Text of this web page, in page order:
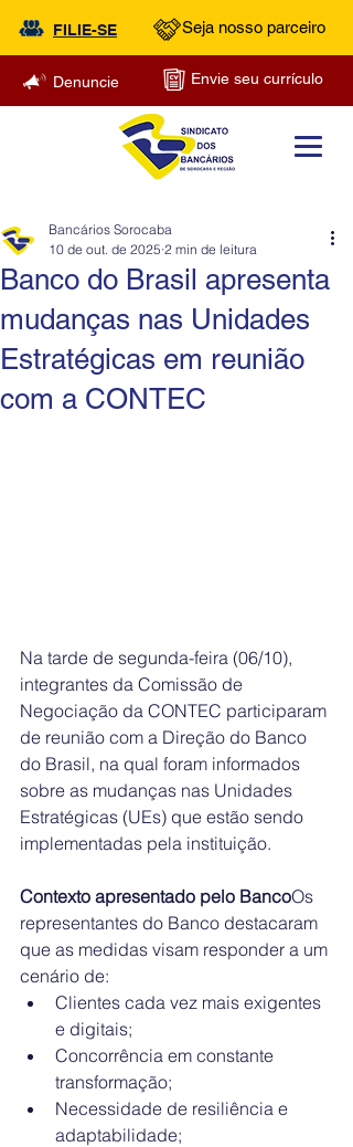
FILIE-SE Seja nosso parceiro
Denuncie Envie seu currículo
Banco do Brasil apresenta
mudanças nas Unidades
Estratégicas em reunião
com a CONTEC
Bancários Sorocaba
10 de out. de 2025 2 min de leitura
Na tarde de segunda-feira (06/10),
integrantes da Comissão de
Negociação da CONTEC participaram
de reunião com a Direção do Banco
do Brasil, na qual foram informados
sobre as mudanças nas Unidades
Estratégicas (UEs) que estão sendo
implementadas pela instituição.
Contexto apresentado pelo BancoOs
representantes do Banco destacaram
que as medidas visam responder a um
cenário de:
Clientes cada vez mais exigentes
e digitais;
Concorrência em constante
transformação;
Necessidade de resiliência e
adaptabilidade;